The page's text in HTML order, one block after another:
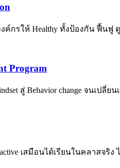
กรให้ Healthy ทั้งป้องกัน ฟื้น
Program
สู่ Behavior change จนเปลี่
เสมือนได้เรียนในคลาสจริ